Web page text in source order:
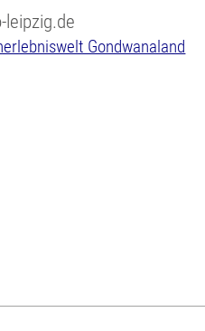
leipzig.de
Gondwanaland